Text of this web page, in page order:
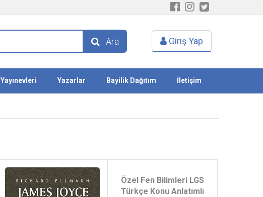
Ara Giriş Yap
Yayınevleri Yazarlar Bayilik Dağıtım İletişim
Özel Fen Bilimleri LGS
Türkçe Konu Anlatımlı